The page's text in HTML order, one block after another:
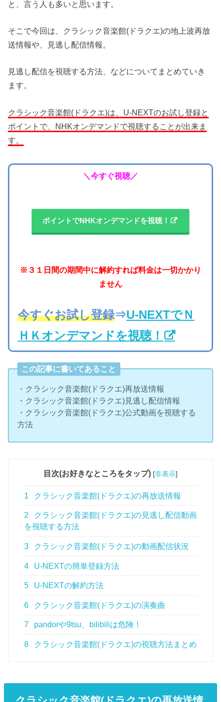
と、言う人も多いと思います。
そこで今回は、クラシック音楽館(ドラクエ)の地上波再放
送情報や、見逃し配信情報。
見逃し配信を視聴する方法、などについてまとめていき
ます。
クラシック音楽館(ドラクエ)は、U-NEXTのお試し登録と
ポイントで、NHKオンデマンドで視聴することが出来ま
す。
＼今すぐ視聴／
ポイントでNHKオンデマンドを視聴！
※３１日間の期間中に解約すれば料金は一切かかり
ません
今すぐお試し登録⇒U-NEXTでＮ
ＨＫオンデマンドを視聴！
この記事に書いてあること
・クラシック音楽館(ドラクエ)再放送情報
・クラシック音楽館(ドラクエ)見逃し配信情報
・クラシック音楽館(ドラクエ)公式動画を視聴する
方法
目次(お好きなところをタップ) [非表示]
1 クラシック音楽館(ドラクエ)の再放送情報
2
クラシック音楽館(ドラクエ)の見逃し配信動画
を視聴する方法
3 クラシック音楽館(ドラクエ)の動画配信状況
4 U-NEXTの簡単登録方法
5 U-NEXTの解約方法
6 クラシック音楽館(ドラクエ)の演奏曲
7 pandorや9tsu、bilibiliは危険！
8 クラシック音楽館(ドラクエ)の視聴方法まとめ